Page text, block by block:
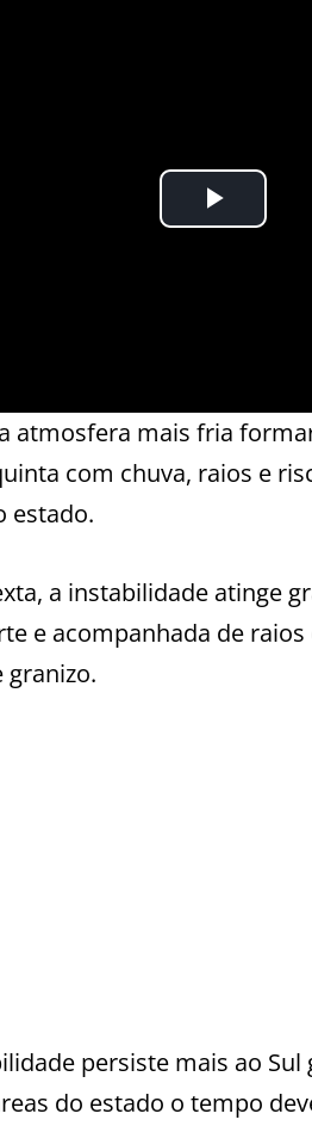
atmosfera mais fria
com chuva, raios e
estado.
a instabilidade atinge
e acompanhada de
persiste mais ao
do estado o tempo